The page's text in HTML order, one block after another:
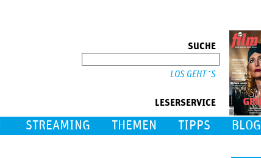
SUCHE
LESERSERVICE
STREAMING THEMEN TIPPS BLOG